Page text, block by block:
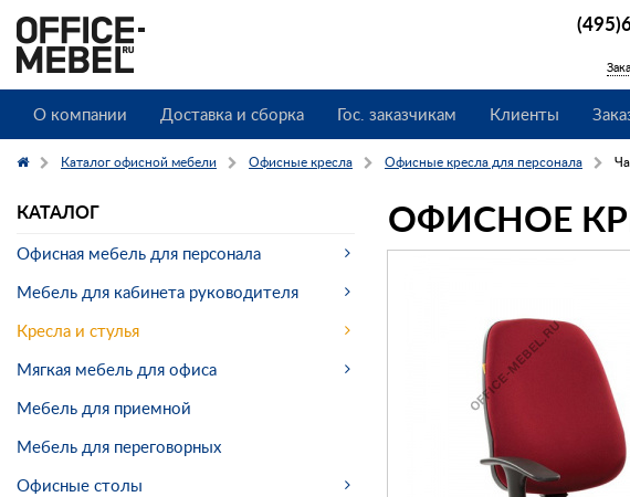
О компании Доставка и сборка Гос. заказчикам Клиенты
Каталог офисной мебели Офисные кресла Офисные кресла для персонала
ОФИСНОЕ
КАТАЛОГ
Офисная мебель для персонала
Мебель для кабинета руководителя
Кресла и стулья
Мягкая мебель для офиса
Мебель для приемной
Мебель для переговорных
Офисные столы